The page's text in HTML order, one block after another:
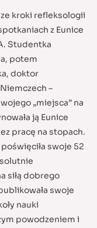
kroki refleksologii
z Eunice
Studentka
potem
doktor
–
„miejsca” na
ją Eunice
pracę na stopach.
swoje 52
siłą dobrego
swoje
nauki
powodzeniem i